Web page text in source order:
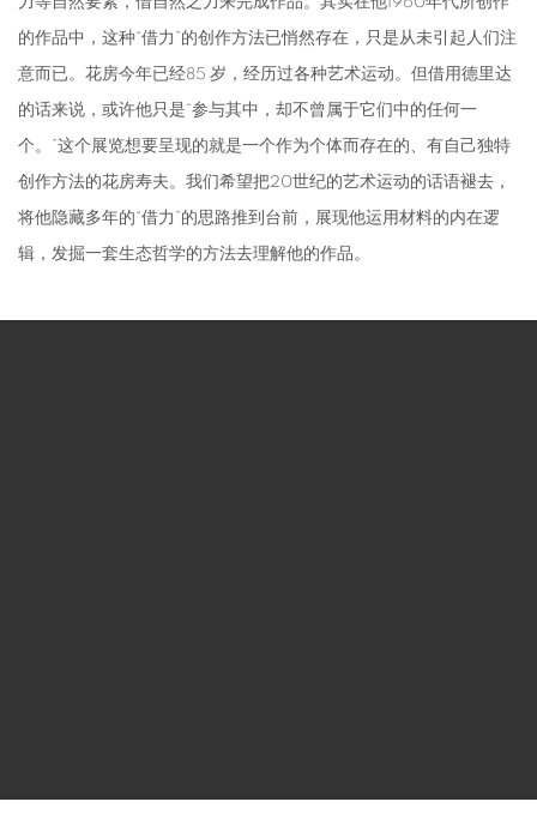
的作品中，这种“借力”的创作方法已悄然存在，只是从未引起人们注
意而已。花房今年已经85 岁，经历过各种艺术运动。但借用德里达
的话来说，或许他只是“参与其中，却不曾属于它们中的任何一
个。”这个展览想要呈现的就是一个作为个体而存在的、有自己独特
创作方法的花房寿夫。我们希望把20世纪的艺术运动的话语褪去，
将他隐藏多年的“借力”的思路推到台前，展现他运用材料的内在逻
辑，发掘一套生态哲学的方法去理解他的作品。